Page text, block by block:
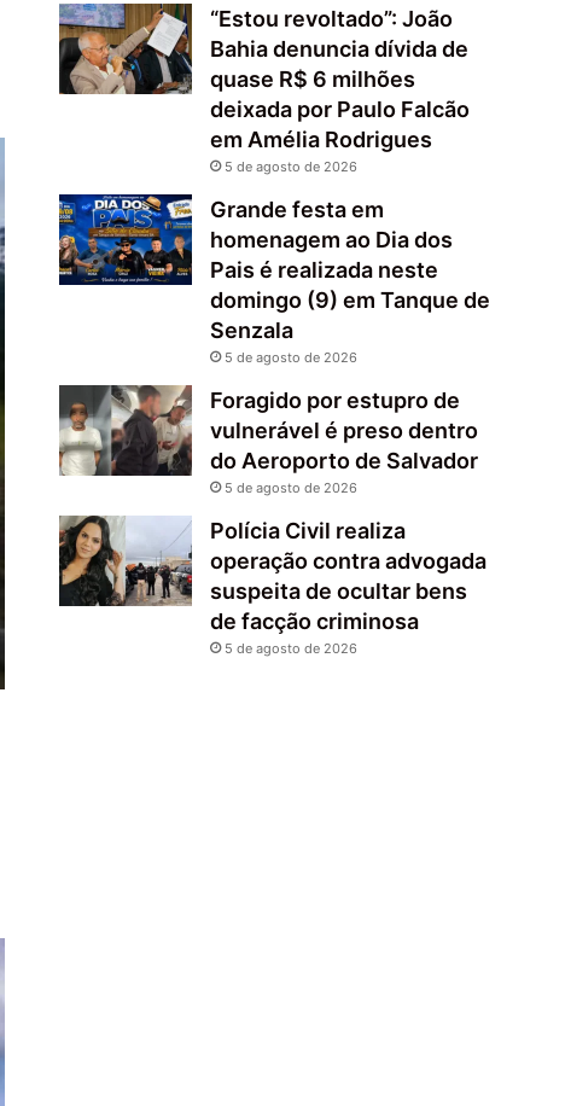
“Estou revoltado”: João
Bahia denuncia dívida de
quase R$ 6 milhões
deixada por Paulo Falcão
em Amélia Rodrigues
5 de agosto de 2026
Grande festa em
homenagem ao Dia dos
Pais é realizada neste
domingo (9) em Tanque de
Senzala
5 de agosto de 2026
Foragido por estupro de
vulnerável é preso dentro
do Aeroporto de Salvador
5 de agosto de 2026
Polícia Civil realiza
operação contra advogada
suspeita de ocultar bens
de facção criminosa
5 de agosto de 2026